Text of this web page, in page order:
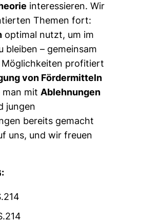
interessieren. Wir
Themen fort:
optimal nutzt, um im
bleiben – gemeinsam
Möglichkeiten profitiert
von Fördermitteln
man mit Ablehnungen
jungen
bereits gemacht
uns, und wir freuen